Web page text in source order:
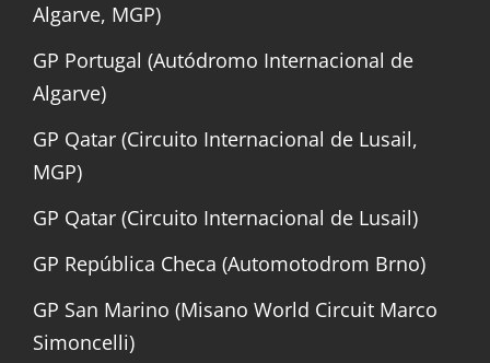
Algarve, MGP)
GP Portugal (Autódromo Internacional de
Algarve)
GP Qatar (Circuito Internacional de Lusail,
MGP)
GP Qatar (Circuito Internacional de Lusail)
GP República Checa (Automotodrom Brno)
GP San Marino (Misano World Circuit Marco
Simoncelli)